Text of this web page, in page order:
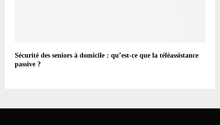
Sécurité des seniors à domicile : qu’est-ce que la téléassistance
passive ?